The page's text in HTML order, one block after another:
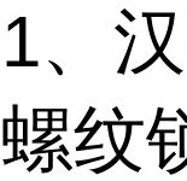
1、
螺纹